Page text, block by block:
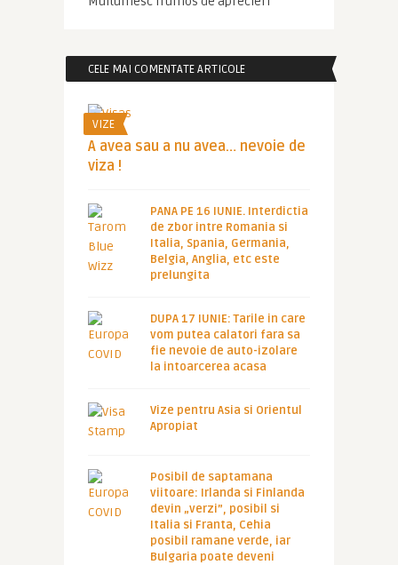
CELE MAI COMENTATE ARTICOLE
VIZE
A avea sau a nu avea… nevoie de
viza !
PANA PE 16 IUNIE. Interdictia
de zbor intre Romania si
Italia, Spania, Germania,
Belgia, Anglia, etc este
prelungita
DUPA 17 IUNIE: Tarile in care
vom putea calatori fara sa
fie nevoie de auto-izolare
la intoarcerea acasa
Vize pentru Asia si Orientul
Apropiat
Posibil de saptamana
viitoare: Irlanda si Finlanda
devin „verzi”, posibil si
Italia si Franta, Cehia
posibil ramane verde, iar
Bulgaria poate deveni